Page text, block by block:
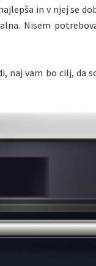
in v njej se
Nisem
naj vam bo cilj, da